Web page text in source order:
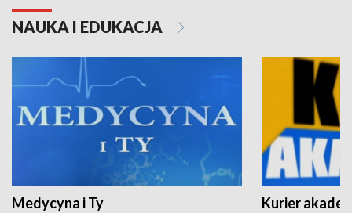
NAUKA I EDUKACJA
Medycyna i Ty Kurier